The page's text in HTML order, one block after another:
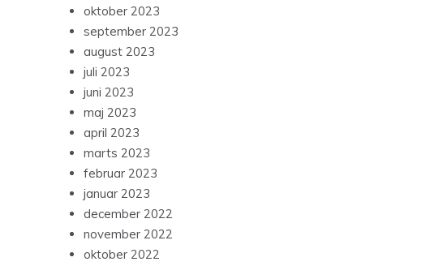
oktober 2023
september 2023
august 2023
juli 2023
juni 2023
maj 2023
april 2023
marts 2023
februar 2023
januar 2023
december 2022
november 2022
oktober 2022